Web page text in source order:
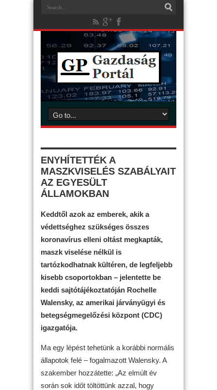
ENYHÍTETTÉK A
MASZKVISELÉS SZABÁLYAIT
AZ EGYESÜLT
ÁLLAMOKBAN
Keddtől azok az emberek, akik a
védettséghez szükséges összes
koronavírus elleni oltást megkapták,
maszk viselése nélkül is
tartózkodhatnak kültéren, de legfeljebb
kisebb csoportokban – jelentette be
keddi sajtótájékoztatóján Rochelle
Walensky, az amerikai járványügyi és
betegségmegelőzési központ (CDC)
igazgatója.
Ma egy lépést tehetünk a korábbi normális
állapotok felé – fogalmazott Walensky. A
szakember hozzátette: „Az elmúlt év
során sok időt töltöttünk azzal, hogy